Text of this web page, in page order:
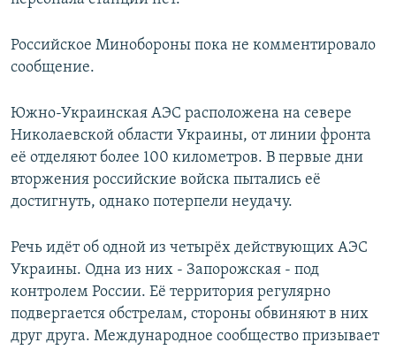
Российское Минобороны пока не комментировало
сообщение.
Южно-Украинская АЭС расположена на севере
Николаевской области Украины, от линии фронта
её отделяют более 100 километров. В первые дни
вторжения российские войска пытались её
достигнуть, однако потерпели неудачу.
Речь идёт об одной из четырёх действующих АЭС
Украины. Одна из них - Запорожская - под
контролем России. Её территория регулярно
подвергается обстрелам, стороны обвиняют в них
друг друга. Международное сообщество призывает